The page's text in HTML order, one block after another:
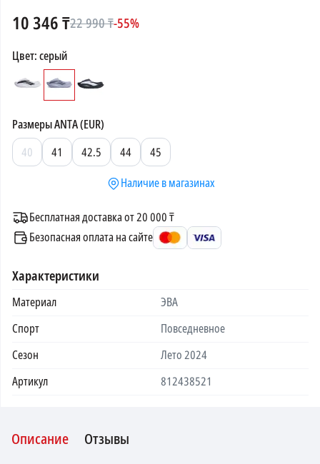
10 346₸22 990₸-55%
Цвет:серый
РазмерыANTA (EUR)
40
41 42.5 44
45
Наличие в магазинах
Бесплатная доставка от 20 000 ₸
Безопасная оплата на сайте
Характеристики
Материал
ЭВА
Спорт
Повседневное
Сезон
Лето 2024
Артикул
812438521
Описание Отзывы